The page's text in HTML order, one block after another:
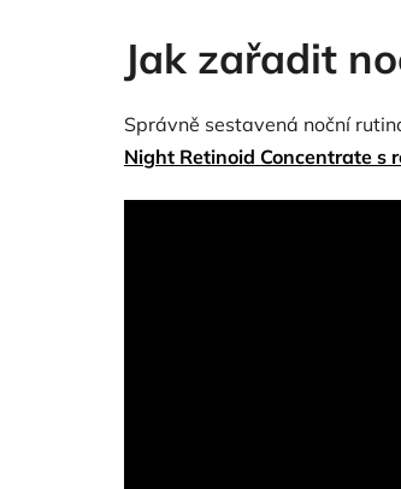
Jak zařadit
Správně sestavená noční
Night Retinoid Concentrate s